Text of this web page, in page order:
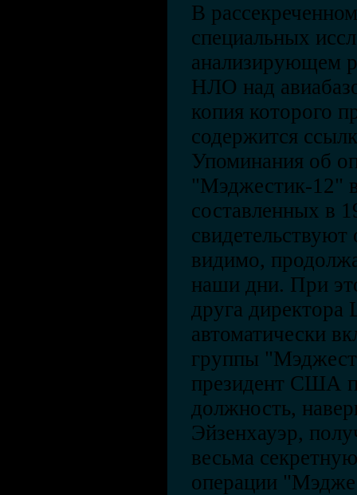
В
специальных
анализирующем
НЛО над
копия которого
содержится
Упоминания об
"Мэджестик-12"
составленных в
видимо,
наши дни. При
друга
автоматически
группы
президент США
должность,
Эйзенхауэр,
весьма
операции